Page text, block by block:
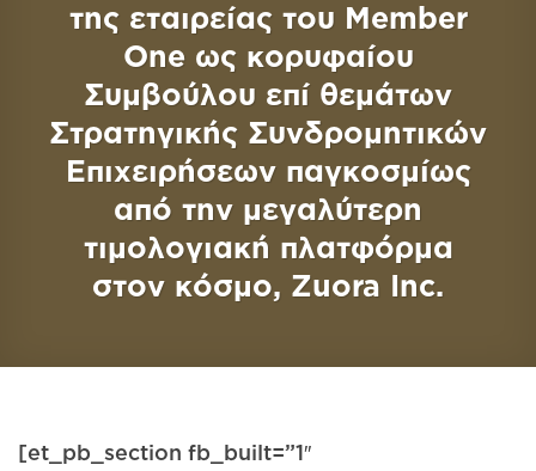
της εταιρείας του Member
One ως κορυφαίου
Συμβούλου επί θεμάτων
Στρατηγικής Συνδρομητικών
Επιχειρήσεων παγκοσμίως
από την μεγαλύτερη
τιμολογιακή πλατφόρμα
στον κόσμο, Zuora Inc.
[et_pb_section fb_built=”1″